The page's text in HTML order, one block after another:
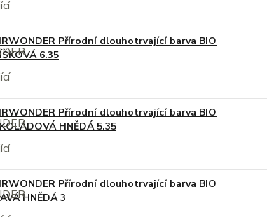
Přírodní dlouhotrvající barva BIO
6.35
Přírodní dlouhotrvající barva BIO
HNĚDÁ 5.35
Přírodní dlouhotrvající barva BIO
HNĚDÁ 3